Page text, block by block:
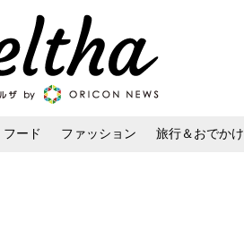
フード ファッション 旅行＆おでかけ